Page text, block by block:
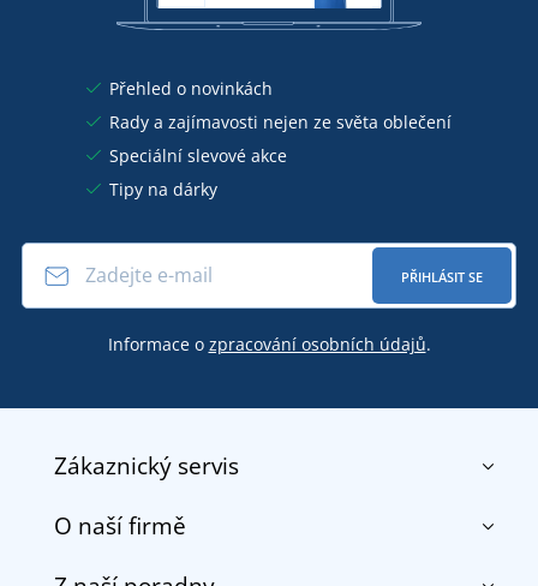
Přehled o novinkách
Rady a zajímavosti nejen ze světa oblečení
Speciální slevové akce
Tipy na dárky
PŘIHLÁSIT SE
Informace o zpracování osobních údajů.
Zákaznický servis
Kontakt
O naší firmě